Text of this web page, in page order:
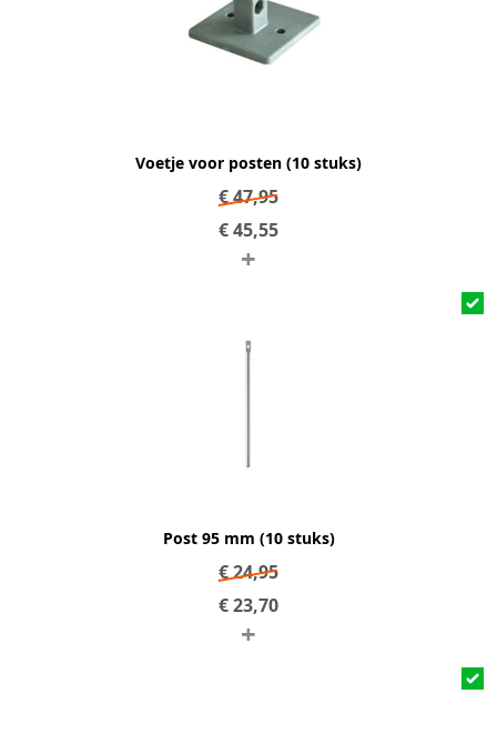
Voetje voor posten (10 stuks)
€47,95
€45,55
+
Post 95 mm (10 stuks)
€24,95
€23,70
+